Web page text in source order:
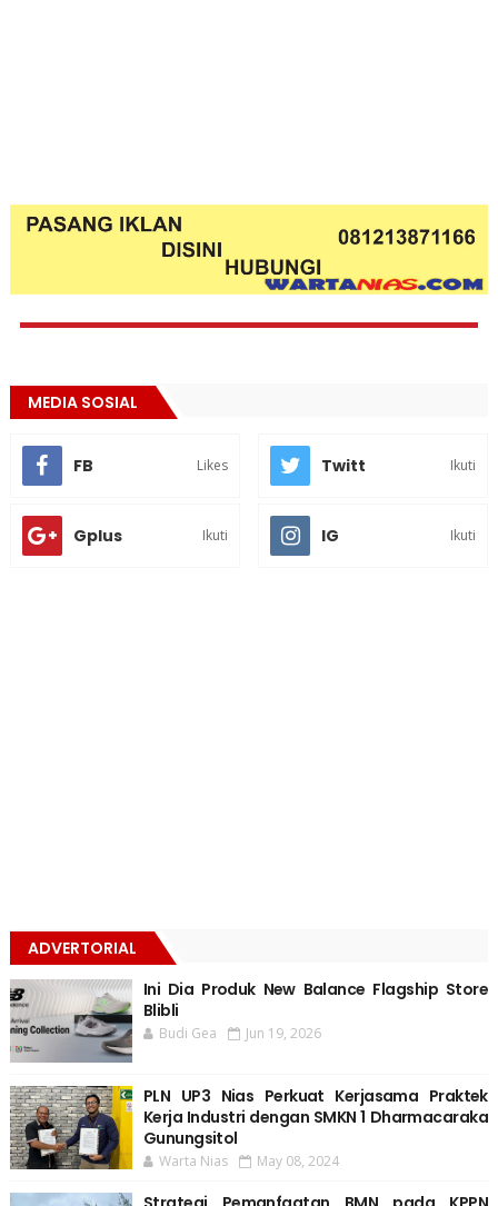
MEDIA SOSIAL
FB Likes Twitt Ikuti
Gplus Ikuti IG Ikuti
ADVERTORIAL
Ini Dia Produk New Balance Flagship Store
Blibli
Budi Gea Jun 19, 2026
PLN UP3 Nias Perkuat Kerjasama Praktek
Kerja Industri dengan SMKN 1 Dharmacaraka
Gunungsitol
Warta Nias May 08, 2024